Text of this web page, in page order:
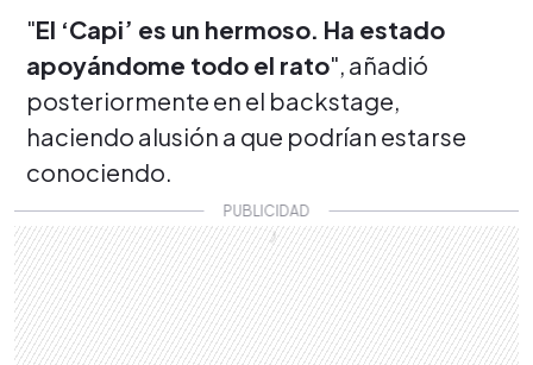
"El ‘Capi’ es un hermoso. Ha estado
apoyándome todo el rato", añadió
posteriormente en el backstage,
haciendo alusión a que podrían estarse
conociendo.